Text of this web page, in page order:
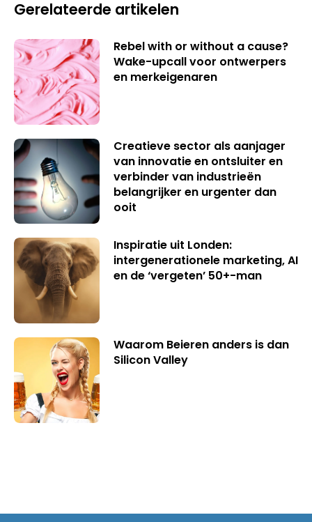
Gerelateerde artikelen
Rebel with or without a cause?
Wake-upcall voor ontwerpers
en merkeigenaren
Creatieve sector als aanjager
van innovatie en ontsluiter en
verbinder van industrieën
belangrijker en urgenter dan
ooit
Inspiratie uit Londen:
intergenerationele marketing, AI
en de ‘vergeten’ 50+-man
Waarom Beieren anders is dan
Silicon Valley